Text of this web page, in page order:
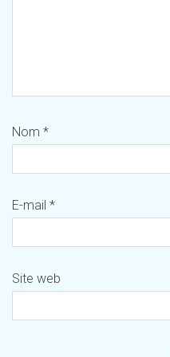
Nom *
E-mail *
Site web